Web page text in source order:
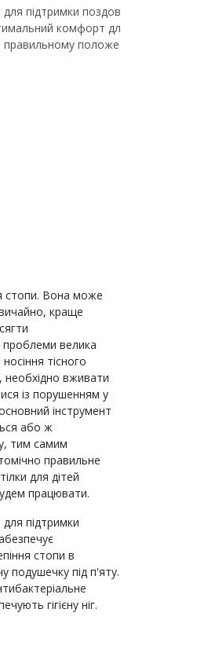
для підтримки поздов
комфорт дл
правильному положе
стопи. Вона може
краще
проблеми велика
тісного
необхідно вживати
із порушенням у
інструмент
або ж
тим самим
правильне
для дітей
працювати.
для підтримки
стопи в
подушечку під п'яту.
гігієну ніг.